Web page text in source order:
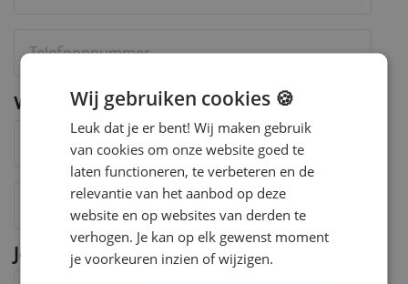
Waar wil je meer over weten
Waar wil je meer over weten
Namelijk
Je vraag, opmerking of verzoek
Wij gebruiken cookies 🍪
Leuk dat je er bent! Wij maken gebruik
van cookies om onze website goed te
laten functioneren, te verbeteren en de
relevantie van het aanbod op deze
website en op websites van derden te
verhogen. Je kan op elk gewenst moment
je voorkeuren inzien of wijzigen.